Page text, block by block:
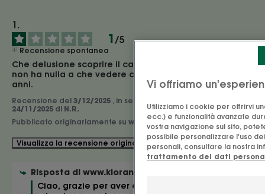
1 /5
Recensione spontanea
Che delusione scoprire il cambiamento nella formula:
non ha nulla a che vedere con lo shampoo che uso da
anni.
Recensione del 3/12/2025 , in seguito ad un'esperienza del
24/11/2025 di N.R.
Pubblicato originariamente su www.klorane.com (es)
Visualizza la recensione originale Segnala
Risposta di www.klorane.com
Ciao, grazie per aver dedicato del tempo
Vi offriamo
Utilizziamo i cookie per offrirvi
ecc.) e funzionalità avanzate
vostra navigazione sul sito,
possibile personalizzare l'uso
personali, consultare la nostra
trattamento dei dati